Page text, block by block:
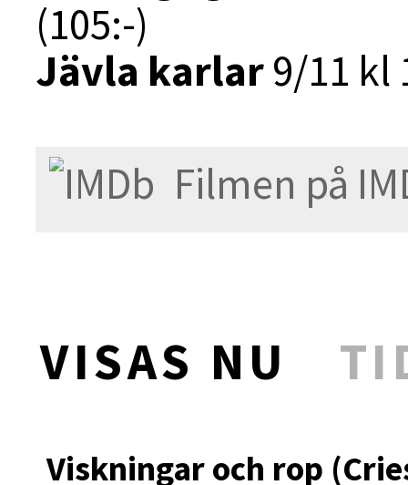
(105:-)
Jävla karlar9/11 kl
Filmen på
VISAS NU
Viskningar och rop